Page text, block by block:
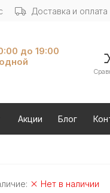
Доставка и оплата
до 19:00
Акции Блог
Нет в наличии